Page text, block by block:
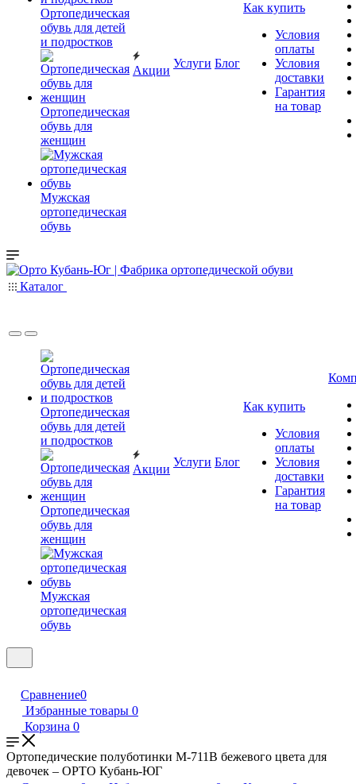
Ортопедическая
обувь для детей
и подростков
Ортопедическая
обувь для
женщин
Мужская
ортопедическая
обувь
Акции
Услуги Блог
Как купить
Условия
оплаты
Условия
доставки
Гарантия
на товар
Каталог
Ортопедическая
обувь для детей
и подростков
Ортопедическая
обувь для
женщин
Мужская
ортопедическая
обувь
Акции
Услуги Блог
Как купить
Условия
оплаты
Условия
доставки
Гарантия
на товар
Сравнение0
Избранные товары 0
Корзина 0
Ортопедические полуботинки М-711В бежевого цвета для
девочек – ОРТО Кубань-ЮГ